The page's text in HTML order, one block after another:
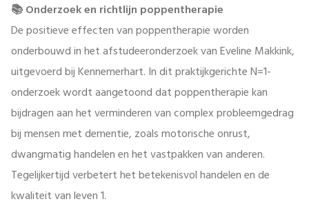
📚 Onderzoek en richtlijn poppentherapie
De positieve effecten van poppentherapie worden
onderbouwd in het afstudeeronderzoek van Eveline Makkink,
uitgevoerd bij Kennemerhart. In dit praktijkgerichte N=1-
onderzoek wordt aangetoond dat poppentherapie kan
bijdragen aan het verminderen van complex probleemgedrag
bij mensen met dementie, zoals motorische onrust,
dwangmatig handelen en het vastpakken van anderen.
Tegelijkertijd verbetert het betekenisvol handelen en de
kwaliteit van leven 1.